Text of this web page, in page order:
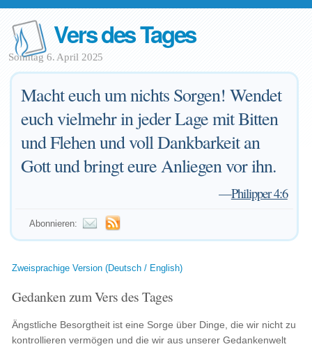
Vers des Tages
Sonntag 6. April 2025
Macht euch um nichts Sorgen! Wendet
euch vielmehr in jeder Lage mit Bitten
und Flehen und voll Dankbarkeit an
Gott und bringt eure Anliegen vor ihn.
—Philipper 4:6
Abonnieren:
Zweisprachige Version (Deutsch / English)
Gedanken zum Vers des Tages
Ängstliche Besorgtheit ist eine Sorge über Dinge, die wir nicht zu
kontrollieren vermögen und die wir aus unserer Gedankenwelt